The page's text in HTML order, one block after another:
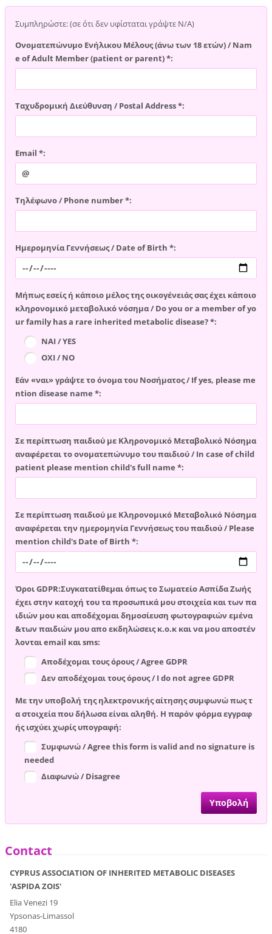
Συμπληρώστε: (σε ότι δεν υφίσταται γράψτε Ν/Α)
Ονοματεπώνυμο Ενήλικου Μέλους (άνω των 18 ετών) / Nam
e of Adult Member (patient or parent) *:
Ταχυδρομική Διεύθυνση / Postal Address *:
Email *:
Τηλέφωνο / Phone number *:
Ημερομηνία Γεννήσεως / Date of Birth *:
Μήπως εσείς ή κάποιο μέλος της οικογένειάς σας έχει κάποιο
κληρονομικό μεταβολικό νόσημα / Do you or a member of yo
ur family has a rare inherited metabolic disease? *:
ΝΑΙ / YES
ΟΧΙ / NO
Εάν «ναι» γράψτε το όνομα του Νοσήματος / If yes, please me
ntion disease name *:
Σε περίπτωση παιδιού με Κληρονομικό Μεταβολικό Νόσημα
αναφέρεται το ονοματεπώνυμο του παιδιού / In case of child
patient please mention child's full name *:
Σε περίπτωση παιδιού με Κληρονομικό Μεταβολικό Νόσημα
αναφέρεται την ημερομηνία Γεννήσεως του παιδιού / Please
mention child's Date of Birth *:
Όροι GDPR:Συγκατατίθεμαι όπως το Σωματείο Ασπίδα Ζωής
έχει στην κατοχή του τα προσωπικά μου στοιχεία και των πα
ιδιών μου και αποδέχομαι δημοσίευση φωτογραφιών εμένα
&των παιδιών μου απο εκδηλώσεις κ.ο.κ και να μου αποστέν
λονται email και sms:
Αποδέχομαι τους όρους / Agree GDPR
Δεν αποδέχομαι τους όρους / I do not agree GDPR
Με την υποβολή της ηλεκτρονικής αίτησης συμφωνώ πως τ
α στοιχεία που δήλωσα είναι αληθή. Η παρόν φόρμα εγγραφ
ής ισχύει χωρίς υπογραφή:
Συμφωνώ / Agree this form is valid and no signature is
needed
Διαφωνώ / Disagree
Contact
CYPRUS ASSOCIATION OF INHERITED METABOLIC DISEASES
'ASPIDA ZOIS'
Elia Venezi 19
Ypsonas-Limassol
4180